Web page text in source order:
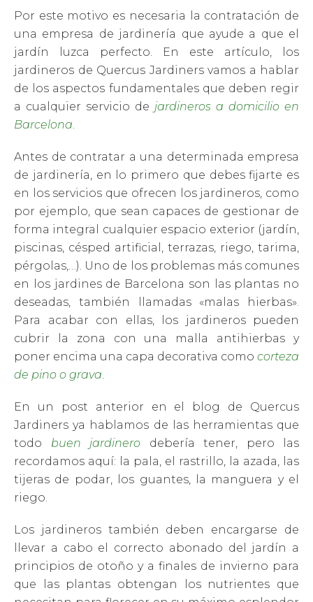
Por este motivo es necesaria la contratación de
una empresa de jardinería que ayude a que el
jardín luzca perfecto. En este artículo, los
jardineros de Quercus Jardiners vamos a hablar
de los aspectos fundamentales que deben regir
a cualquier servicio de jardineros a domicilio en
Barcelona.
Antes de contratar a una determinada empresa
de jardinería, en lo primero que debes fijarte es
en los servicios que ofrecen los jardineros, como
por ejemplo, que sean capaces de gestionar de
forma integral cualquier espacio exterior (jardín,
piscinas, césped artificial, terrazas, riego, tarima,
pérgolas,…). Uno de los problemas más comunes
en los jardines de Barcelona son las plantas no
deseadas, también llamadas «malas hierbas».
Para acabar con ellas, los jardineros pueden
cubrir la zona con una malla antihierbas y
poner encima una capa decorativa como corteza
de pino o grava.
En un post anterior en el blog de Quercus
Jardiners ya hablamos de las herramientas que
todo buen jardinero debería tener, pero las
recordamos aquí: la pala, el rastrillo, la azada, las
tijeras de podar, los guantes, la manguera y el
riego.
Los jardineros también deben encargarse de
llevar a cabo el correcto abonado del jardín a
principios de otoño y a finales de invierno para
que las plantas obtengan los nutrientes que